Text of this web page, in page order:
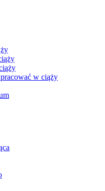
w ciąży